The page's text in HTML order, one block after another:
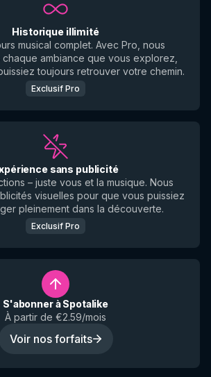
Historique illimité
musical complet. Avec Pro, nous
ambiance que vous explorez,
toujours retrouver votre chemin.
Exclusif Pro
sans publicité
– juste vous et la musique. Nous
visuelles pour que vous puissiez
pleinement dans la découverte.
Exclusif Pro
S'abonner à Spotalike
À partir de €2.59/mois
Voir nos forfaits